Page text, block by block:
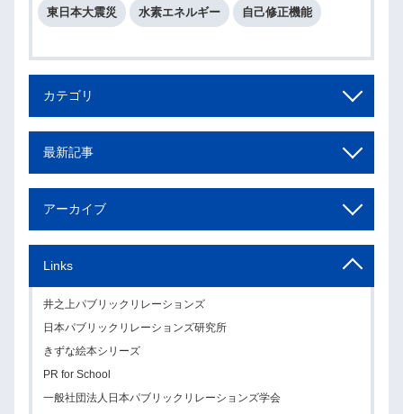
東日本大震災 水素エネルギー 自己修正機能
カテゴリ
最新記事
アーカイブ
Links
井之上パブリックリレーションズ
日本パブリックリレーションズ研究所
きずな絵本シリーズ
PR for School
一般社団法人日本パブリックリレーションズ学会